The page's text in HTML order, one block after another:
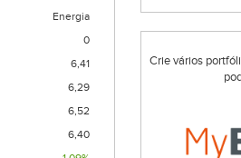
Energia
0
6,41
6,29
6,52
6,40
Crie vários